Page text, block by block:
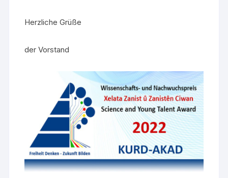
Herzliche Grüße
der Vorstand